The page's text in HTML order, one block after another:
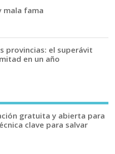
mala fama
provincias: el superávit
en un año
gratuita y abierta para
clave para salvar